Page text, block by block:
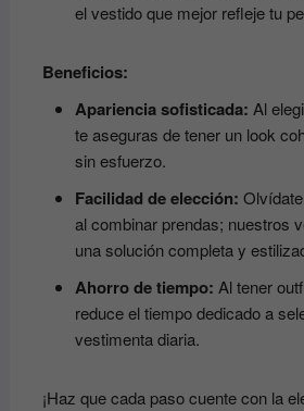
el vestido que mejor refleje tu
Beneficios:
Apariencia sofisticada: Al
te aseguras de tener un look
sin esfuerzo.
Facilidad de elección:
al combinar prendas; nuestros
una solución completa y
Ahorro de tiempo: Al tener
reduce el tiempo dedicado a
vestimenta diaria.
¡Haz que cada paso cuente con la